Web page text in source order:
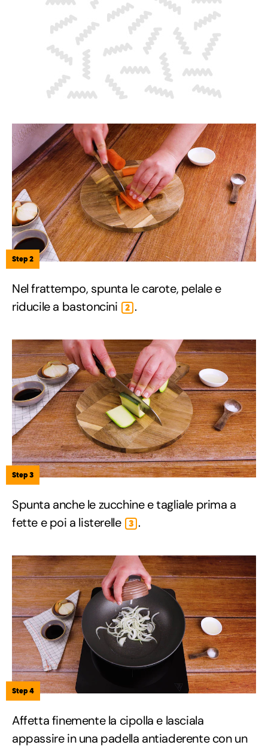
Step 2
Nel frattempo, spunta le carote, pelale e
riducile a bastoncini
2 .
Step 3
Spunta anche le zucchine e tagliale prima a
fette e poi a listerelle
3 .
Step 4
Affetta finemente la cipolla e lasciala
appassire in una padella antiaderente con un